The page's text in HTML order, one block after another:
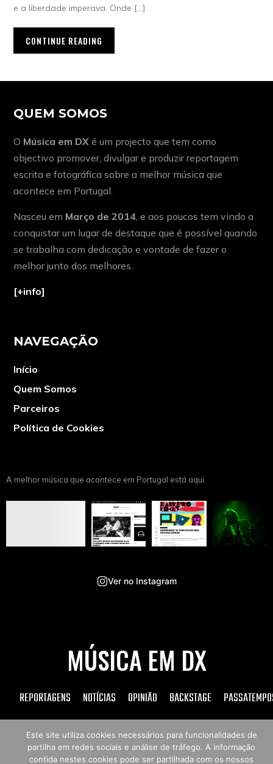
e a liberdade imperava. Onde […]
CONTINUE READING
QUEM SOMOS
O Música em DX é um projecto que tem como
objectivo promover, divulgar e produzir reportagem
escrita e fotográfica sobre a melhor música que
acontece em Portugal.
Nasceu em Março de 2014 , e aos poucos tem vindo a
conquistar um lugar de destaque que é possível quando
se trabalha com dedicação e vontade de fazer o
melhor junto dos melhores.
[+info]
NAVEGAÇÃO
Início
Quem Somos
Parceiros
Política de Cookies
A melhor música que acontece em Portugal está aqui.
Ver no Instagram
MÚSICA EM DX
REPORTAGENS NOTÍCIAS OPINIÃO BACKSTAGE
Copyright © 2026 Música em DX
Este site utiliza cookies necessários para funcionalidades de
partilha em redes sociais e análise de tráfego. A informação
contida nestes cookies pode ser partilhada com os nossos